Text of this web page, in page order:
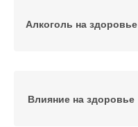
Алкоголь на здоровье
Влияние на здоровье